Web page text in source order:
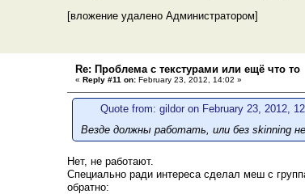
[вложение удалено Администратором]
Re: Проблема с текстурами или ещё что то
« Reply #11 on: February 23, 2012, 14:02 »
Quote from: gildor on February 23, 2012,
Везде должны работать, или без skinning
Нет, не работают.
Специально ради интереса сделал меш с
обратно: